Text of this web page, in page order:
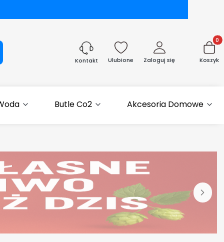
Kontakt Ulubione Zaloguj się Koszyk
Butle Co2 Akcesoria Domowe